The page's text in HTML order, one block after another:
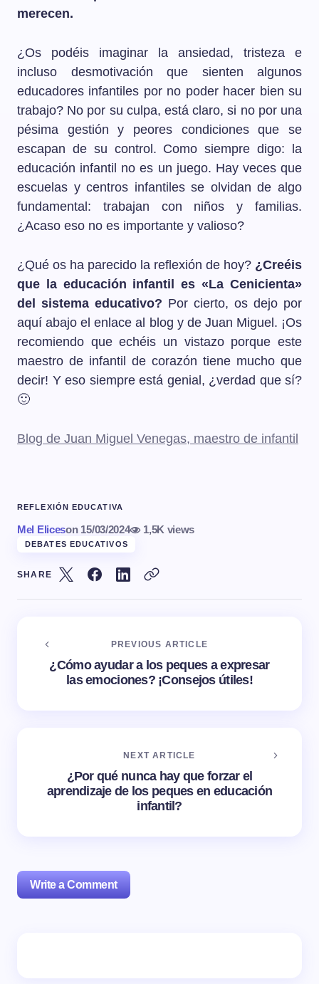
merecen.
¿Os podéis imaginar la ansiedad, tristeza e
incluso desmotivación que sienten algunos
educadores infantiles por no poder hacer bien su
trabajo? No por su culpa, está claro, si no por una
pésima gestión y peores condiciones que se
escapan de su control. Como siempre digo: la
educación infantil no es un juego. Hay veces que
escuelas y centros infantiles se olvidan de algo
fundamental: trabajan con niños y familias.
¿Acaso eso no es importante y valioso?
¿Qué os ha parecido la reflexión de hoy? ¿Creéis
que la educación infantil es «La Cenicienta»
del sistema educativo? Por cierto, os dejo por
aquí abajo el enlace al blog y de Juan Miguel. ¡Os
recomiendo que echéis un vistazo porque este
maestro de infantil de corazón tiene mucho que
decir! Y eso siempre está genial, ¿verdad que sí?
🙂
Blog de Juan Miguel Venegas, maestro de infantil
REFLEXIÓN EDUCATIVA
Mel Eliceson 15/03/2024 1,5K views
DEBATES EDUCATIVOS
SHARE
PREVIOUS ARTICLE
¿Cómo ayudar a los peques a expresar
las emociones? ¡Consejos útiles!
NEXT ARTICLE
¿Por qué nunca hay que forzar el
aprendizaje de los peques en educación
infantil?
Write a Comment